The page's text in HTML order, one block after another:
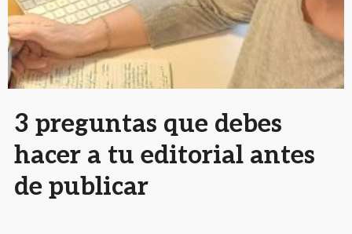
3 preguntas que debes
hacer a tu editorial antes
de publicar